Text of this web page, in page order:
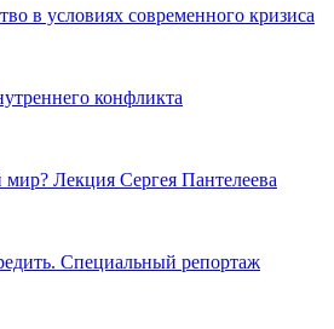
в условиях современного кризиса
конфликта
мир? Лекция Сергея Пантелеева
Специальный репортаж